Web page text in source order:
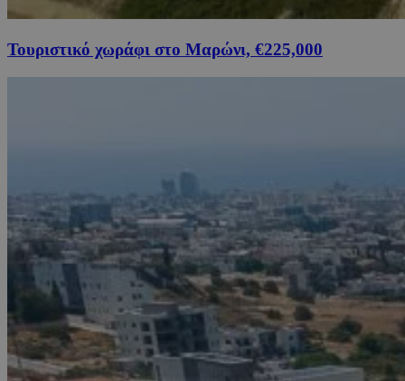
Τουριστικό χωράφι στο Μαρώνι, €225,000